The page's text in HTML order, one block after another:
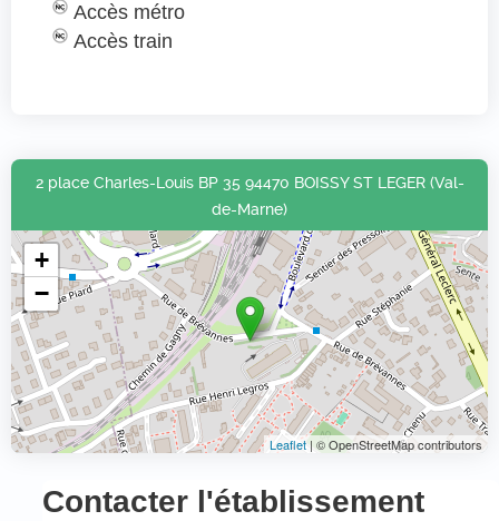
Accès métro
Accès train
2 place Charles-Louis BP 35 94470 BOISSY ST LEGER (Val-
de-Marne)
+
−
Leaflet| © OpenStreetMap contributors
Contacter l'établissement